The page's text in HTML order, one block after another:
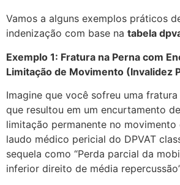
Vamos a alguns exemplos práticos
indenização com base na tabela
Exemplo 1: Fratura na Perna com
Limitação de Movimento (Invalidez
Imagine que você sofreu uma
que resultou em um encurtamento
limitação permanente no
laudo médico pericial do DPVAT
sequela como “Perda parcial da
inferior direito de média